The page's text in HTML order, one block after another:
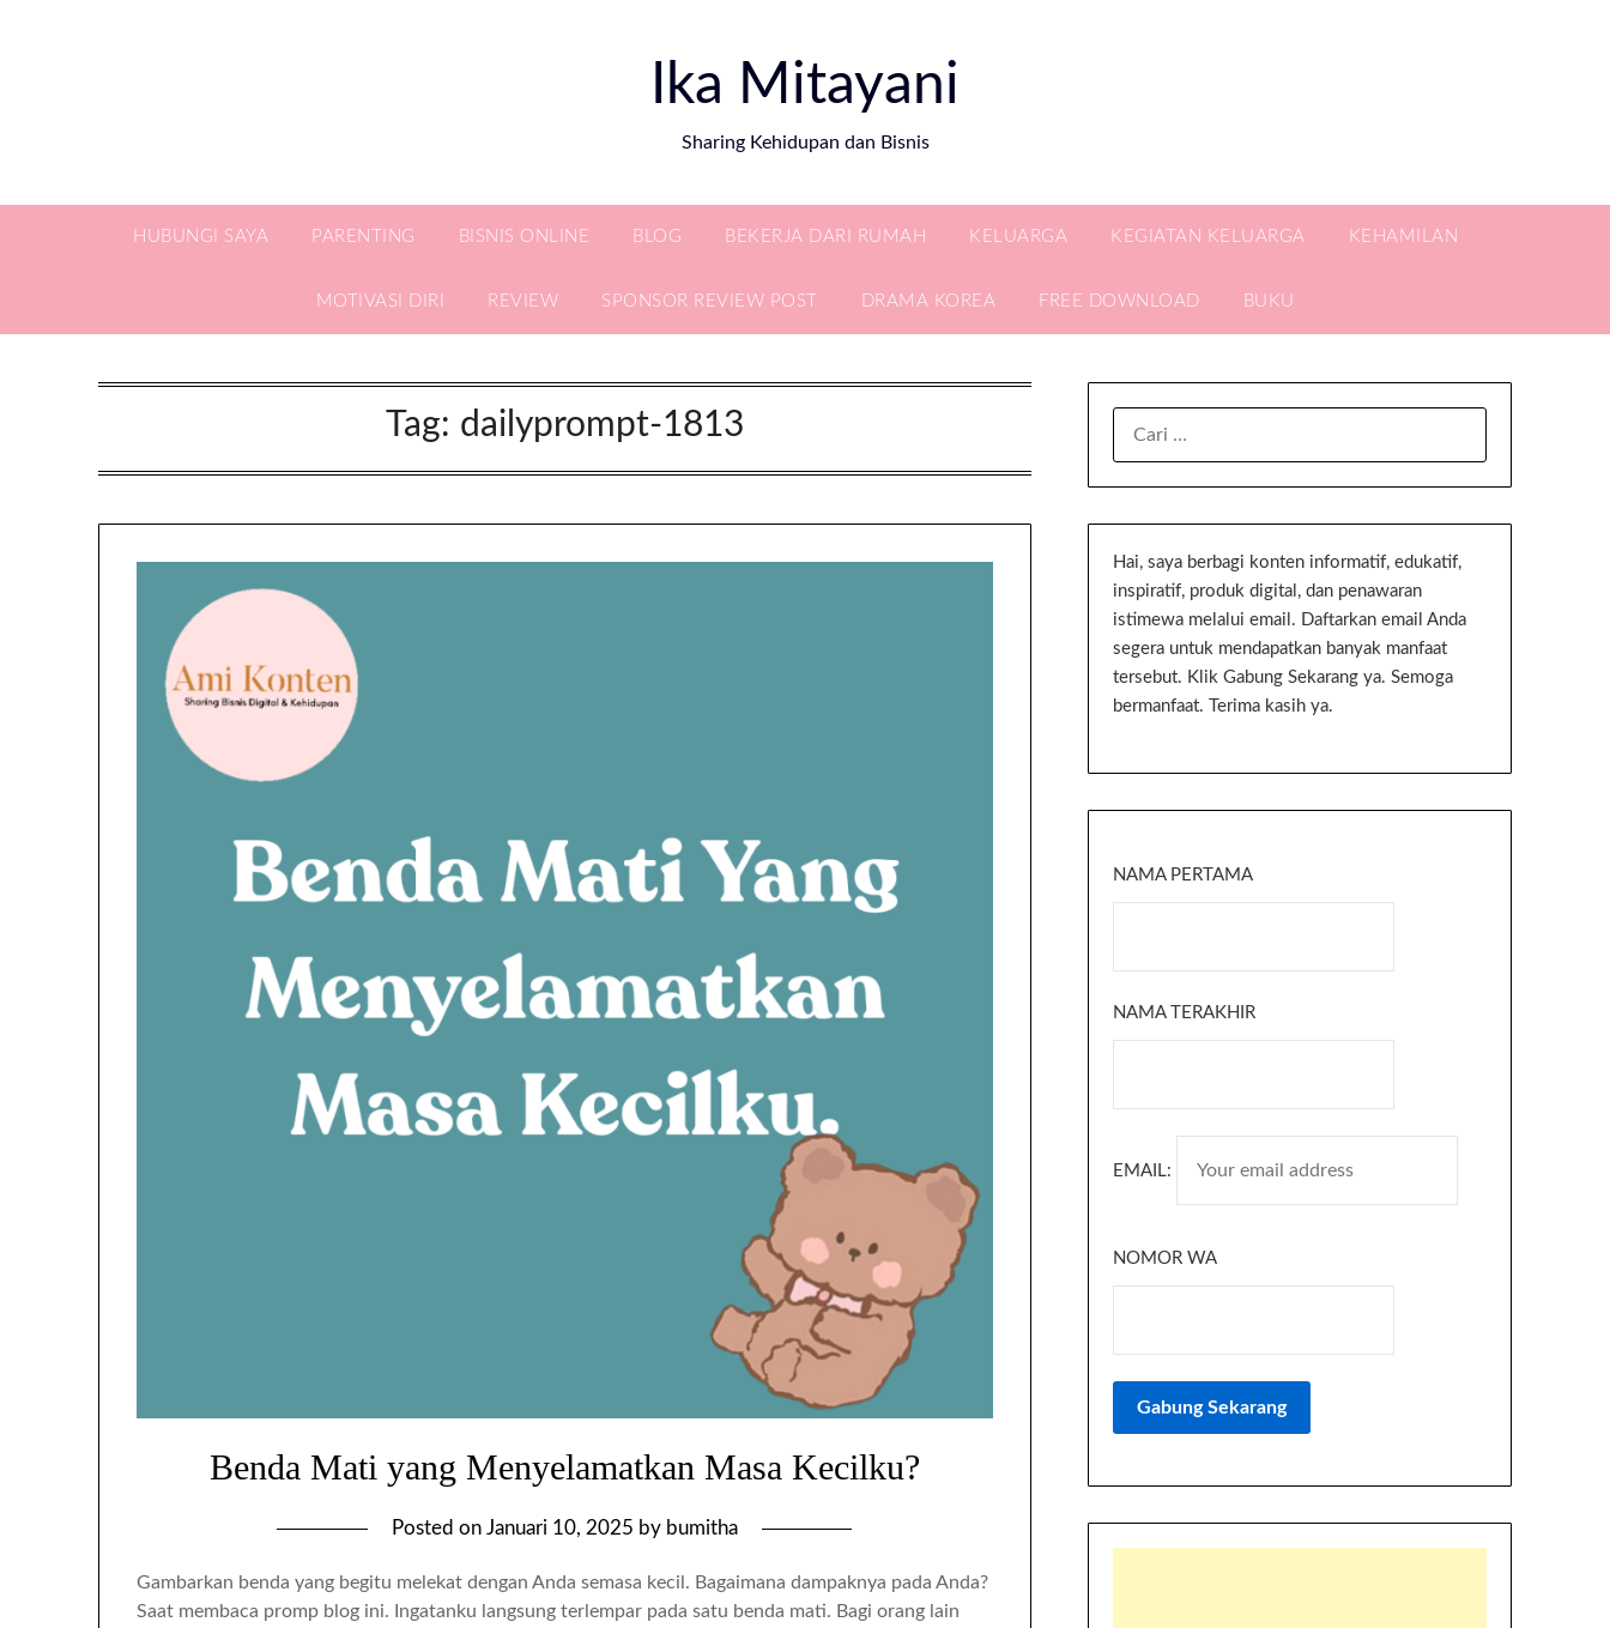
Ika Mitayani
Sharing Kehidupan dan Bisnis
HUBUNGI SAYA PARENTING BISNIS ONLINE BLOG BEKERJA DARI RUMAH KELUARGA KEGIATAN KELUARGA KEHAMILAN
MOTIVASI DIRI REVIEW SPONSOR REVIEW POST DRAMA KOREA FREE DOWNLOAD BUKU
Tag: dailyprompt-1813
Benda Mati yang Menyelamatkan Masa Kecilku?
Posted on Januari 10, 2025 by bumitha
Gambarkan benda yang begitu melekat dengan Anda semasa kecil. Bagaimana dampaknya pada Anda?
Saat membaca promp blog ini. Ingatanku langsung terlempar pada satu benda mati. Bagi orang lain
Hai, saya berbagi konten informatif, edukatif,
inspiratif, produk digital, dan penawaran
istimewa melalui email. Daftarkan email Anda
segera untuk mendapatkan banyak manfaat
tersebut. Klik Gabung Sekarang ya. Semoga
bermanfaat. Terima kasih ya.
NAMA PERTAMA
NAMA TERAKHIR
EMAIL:
NOMOR WA